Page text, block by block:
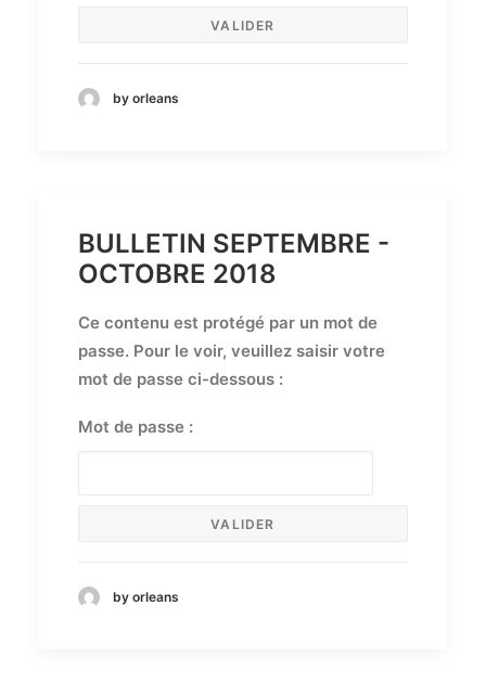
by orleans
BULLETIN SEPTEMBRE -
OCTOBRE 2018
Ce contenu est protégé par un mot de
passe. Pour le voir, veuillez saisir votre
mot de passe ci-dessous :
Mot de passe :
by orleans